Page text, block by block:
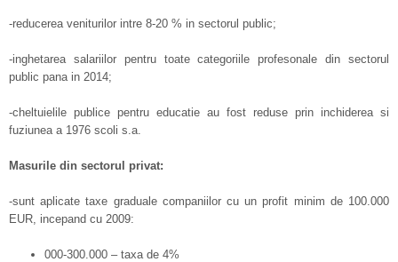
-reducerea veniturilor intre 8-20 % in sectorul public;
-inghetarea salariilor pentru toate categoriile profesonale din sectorul
public pana in 2014;
-cheltuielile publice pentru educatie au fost reduse prin inchiderea si
fuziunea a 1976 scoli s.a.
Masurile din sectorul privat:
-sunt aplicate taxe graduale companiilor cu un profit minim de 100.000
EUR, incepand cu 2009:
000-300.000 – taxa de 4%